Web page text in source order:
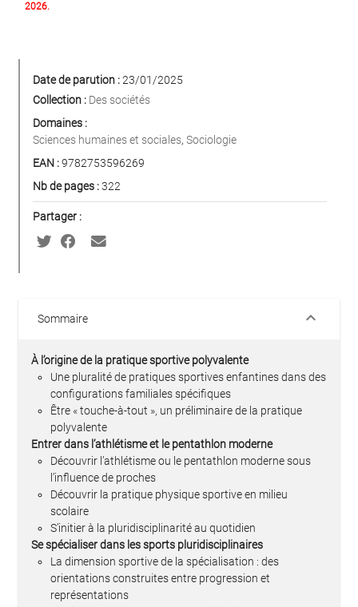
2026.
Date de parution :23/01/2025
Collection : Des sociétés
Domaines :
Sciences humaines et sociales, Sociologie
EAN :9782753596269
Nb de pages :322
Partager :
Sommaire keyboard_arrow_down
À l’origine de la pratique sportive polyvalente
Une pluralité de pratiques sportives enfantines dans des
configurations familiales spécifiques
Être « touche-à-tout », un préliminaire de la pratique
polyvalente
Entrer dans l’athlétisme et le pentathlon moderne
Découvrir l’athlétisme ou le pentathlon moderne sous
l’influence de proches
Découvrir la pratique physique sportive en milieu
scolaire
S’initier à la pluridisciplinarité au quotidien
Se spécialiser dans les sports pluridisciplinaires
La dimension sportive de la spécialisation : des
orientations construites entre progression et
représentations